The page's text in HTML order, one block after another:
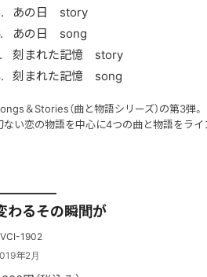
あの日 story
あの日 song
刻まれた記憶 story
刻まれた記憶 song
＆Stories（曲と物語シリーズ）の第3弾。
ない恋の物語を中心に4つの曲と物語をラ
わるその瞬間が
1902
年2月